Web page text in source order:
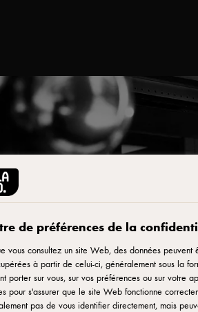
de
et
de préférences de la
vous consultez un site Web, des données
à partir de celui-ci, généralement sous la
porter sur vous, sur vos préférences ou sur votre
pour s'assurer que le site Web fonctionne
pas de vous identifier directement, mais